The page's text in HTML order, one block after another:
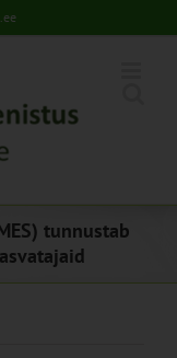
tunnustab